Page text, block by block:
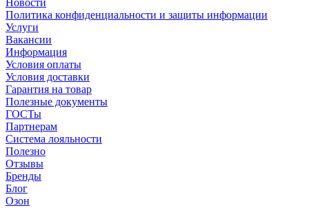
Новости
Политика конфиденциальности и защиты информации
Услуги
Вакансии
Информация
Условия оплаты
Условия доставки
Гарантия на товар
Полезные документы
ГОСТы
Партнерам
Система лояльности
Полезно
Отзывы
Бренды
Блог
Озон